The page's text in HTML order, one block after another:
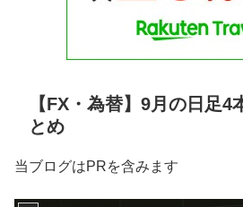
【FX・為替】9月の日足4
とめ
当ブログはPRを含みます